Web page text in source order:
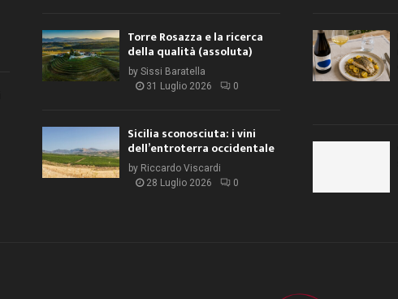
Torre Rosazza e la ricerca
della qualità (assoluta)
by Sissi Baratella
31 Luglio 2026
0
Sicilia sconosciuta: i vini
dell’entroterra occidentale
by Riccardo Viscardi
28 Luglio 2026
0